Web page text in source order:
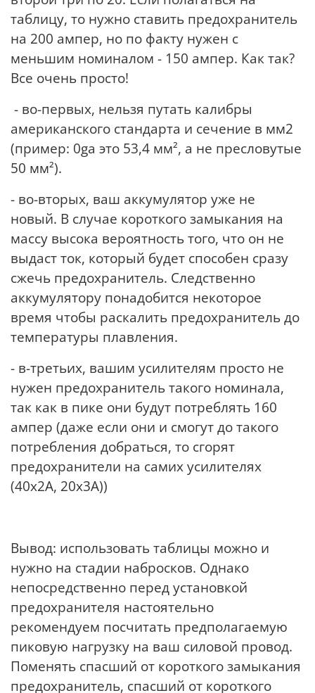
таблицу, то нужно ставить предохранитель
на 200 ампер, но по факту нужен с
меньшим номиналом - 150 ампер. Как так?
Все очень просто!
- во-первых, нельзя путать калибры
американского стандарта и сечение в мм2
(пример: 0ga это 53,4 мм², а не пресловутые
50 мм²).
- во-вторых, ваш аккумулятор уже не
новый. В случае короткого замыкания на
массу высока вероятность того, что он не
выдаст ток, который будет способен сразу
сжечь предохранитель. Следственно
аккумулятору понадобится некоторое
время чтобы раскалить предохранитель до
температуры плавления.
- в-третьих, вашим усилителям просто не
нужен предохранитель такого номинала,
так как в пике они будут потреблять 160
ампер (даже если они и смогут до такого
потребления добраться, то сгорят
предохранители на самих усилителях
(40х2А, 20х3А))
Вывод: использовать таблицы можно и
нужно на стадии набросков. Однако
непосредственно перед установкой
предохранителя настоятельно
рекомендуем посчитать предполагаемую
пиковую нагрузку на ваш силовой провод.
Поменять спасший от короткого замыкания
предохранитель, спасший от короткого